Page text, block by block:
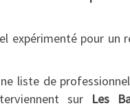
expérimenté pour un
liste de
sur Les